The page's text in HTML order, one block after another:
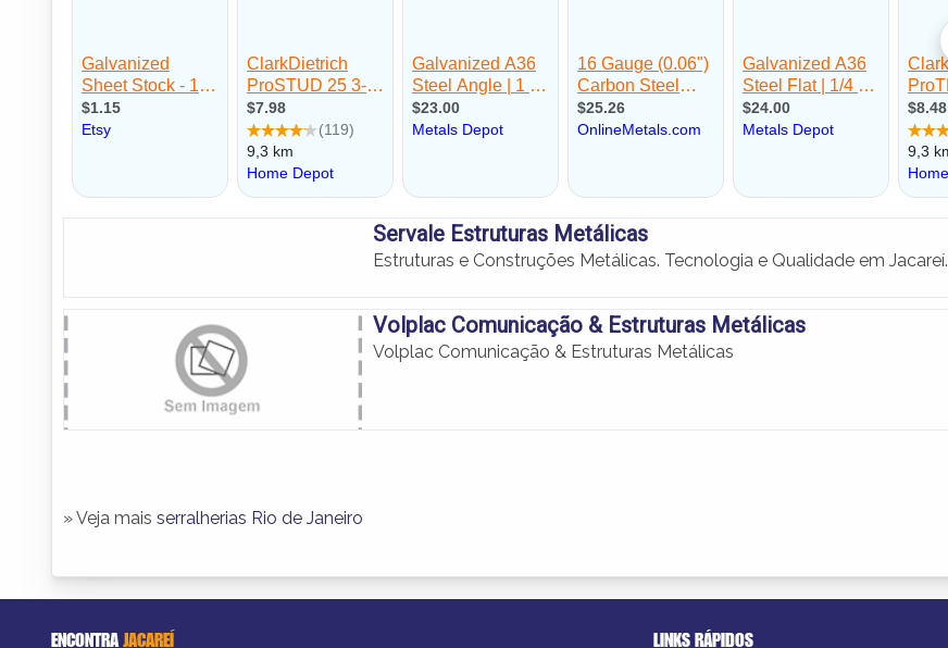
Servale Estruturas Metálicas
Estruturas e Construções Metálicas. Tecnologia e Qualidade em Jacareí.
Volplac Comunicação & Estruturas Metálicas
Volplac Comunicação & Estruturas Metálicas
» Veja mais serralherias Rio de Janeiro
ENCONTRAJACAREÍ LINKS RÁPIDOS